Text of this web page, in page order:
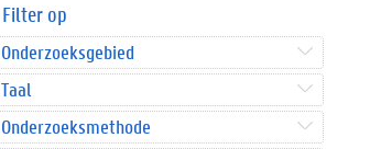
Filter op
Onderzoeksgebied
Taal
Onderzoeksmethode